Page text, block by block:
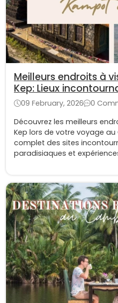
Meilleurs endroits à
Kep: Lieux
09 February, 2026
0
Découvrez les meilleurs
Kep lors de votre voyage
complet des sites
paradisiaques et